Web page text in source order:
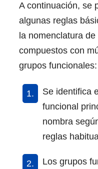
A continuación, se
algunas reglas
la nomenclatura de
compuestos con
grupos funcionales:
Se identifica
funcional
nombra
reglas
Los grupos